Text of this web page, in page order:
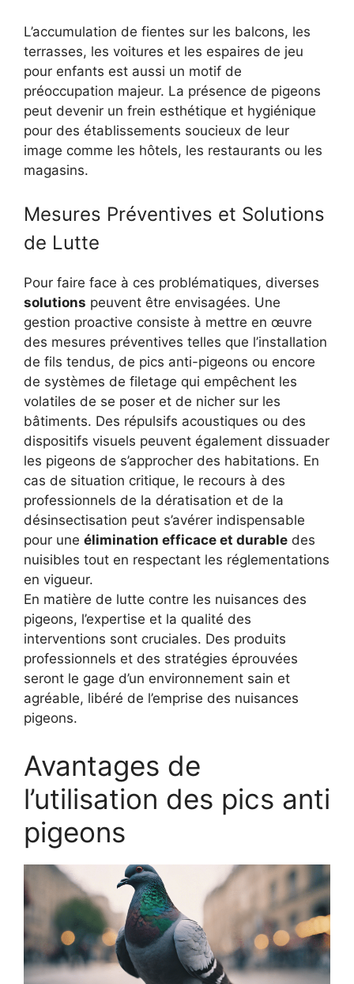
L’accumulation de fientes sur les balcons, les
terrasses, les voitures et les espaires de jeu
pour enfants est aussi un motif de
préoccupation majeur. La présence de pigeons
peut devenir un frein esthétique et hygiénique
pour des établissements soucieux de leur
image comme les hôtels, les restaurants ou les
magasins.
Mesures Préventives et Solutions
de Lutte
Pour faire face à ces problématiques, diverses
solutions peuvent être envisagées. Une
gestion proactive consiste à mettre en œuvre
des mesures préventives telles que l’installation
de fils tendus, de pics anti-pigeons ou encore
de systèmes de filetage qui empêchent les
volatiles de se poser et de nicher sur les
bâtiments. Des répulsifs acoustiques ou des
dispositifs visuels peuvent également dissuader
les pigeons de s’approcher des habitations. En
cas de situation critique, le recours à des
professionnels de la dératisation et de la
désinsectisation peut s’avérer indispensable
pour une élimination efficace et durable des
nuisibles tout en respectant les réglementations
en vigueur.
En matière de lutte contre les nuisances des
pigeons, l’expertise et la qualité des
interventions sont cruciales. Des produits
professionnels et des stratégies éprouvées
seront le gage d’un environnement sain et
agréable, libéré de l’emprise des nuisances
pigeons.
Avantages de
l’utilisation des pics anti
pigeons